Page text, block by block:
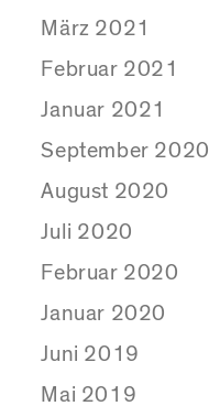
März 2021
Februar 2021
Januar 2021
September 2020
August 2020
Juli 2020
Februar 2020
Januar 2020
Juni 2019
Mai 2019